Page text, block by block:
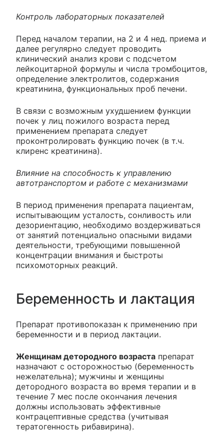
Контроль лабораторных показателей
Перед началом терапии, на 2 и 4 нед. приема и
далее регулярно следует проводить
клинический анализ крови с подсчетом
лейкоцитарной формулы и числа тромбоцитов,
определение электролитов, содержания
креатинина, функциональных проб печени.
В связи с возможным ухудшением функции
почек у лиц пожилого возраста перед
применением препарата следует
проконтролировать функцию почек (в т.ч.
клиренс креатинина).
Влияние на способность к управлению
автотранспортом и работе с механизмами
В период применения препарата пациентам,
испытывающим усталость, сонливость или
дезориентацию, необходимо воздерживаться
от занятий потенциально опасными видами
деятельности, требующими повышенной
концентрации внимания и быстроты
психомоторных реакций.
Беременность и лактация
Препарат противопоказан к применению при
беременности и в период лактации.
Женщинам детородного возраста препарат
назначают с осторожностью (беременность
нежелательна); мужчины и женщины
детородного возраста во время терапии и в
течение 7 мес после окончания лечения
должны использовать эффективные
контрацептивные средства (учитывая
тератогенность рибавирина).